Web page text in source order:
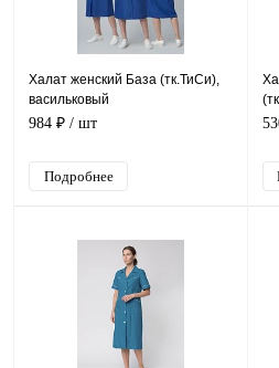
Халат женский База (тк.ТиСи),
васильковый
984 ₽ / шт
Подробнее